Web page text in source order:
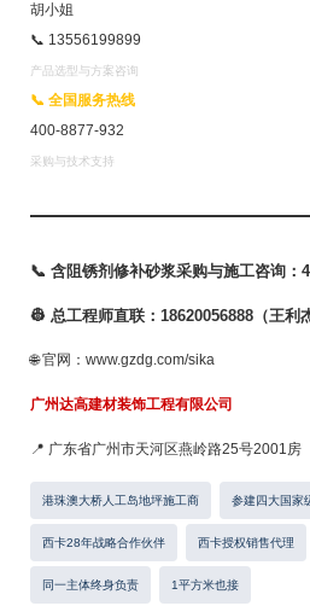
胡小姐
📞 13556199899
产品选型与方案咨询
📞 全国服务热线
400-8877-932
采购与技术支持
📞 含阻锈剂修补砂浆采购与施工咨询：
👷 总工程师直联：18620056888（王利
🌐 官网：www.gzdg.com/sika
广州达高建材装饰工程有限公司
📍 广东省广州市天河区燕岭路25号2001房
港珠澳大桥人工岛地坪施工商 参建四大国家
西卡28年战略合作伙伴 西卡授权销售代理
同一主体终身负责 1平方米也接